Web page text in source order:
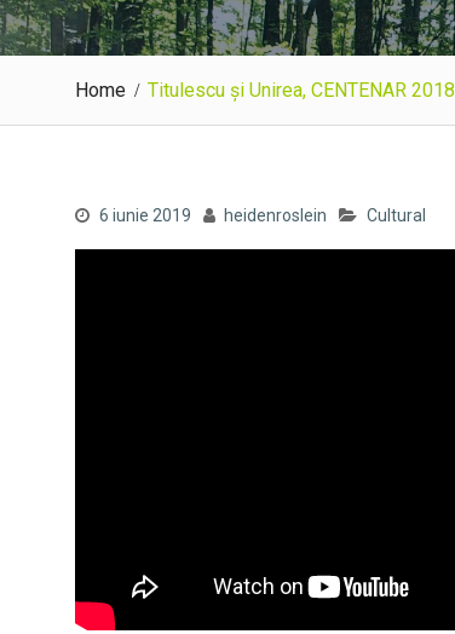
Home Titulescu și Unirea, CENTENAR 2018
6 iunie 2019 heidenroslein Cultural